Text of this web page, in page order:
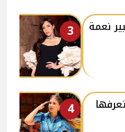
3
نعمة
4